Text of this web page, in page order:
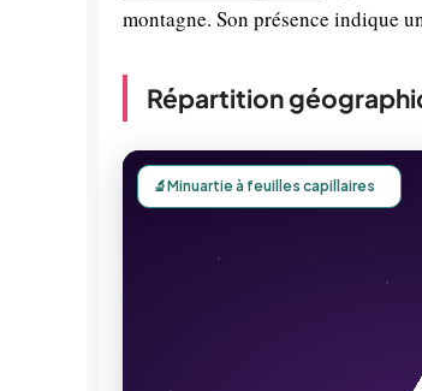
montagne. Son présence indique
Répartition